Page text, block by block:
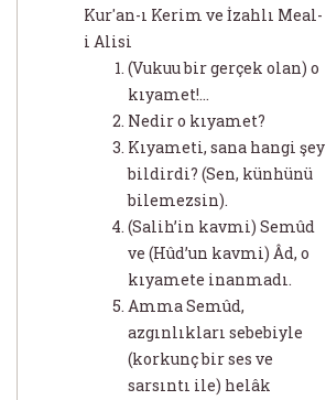
Kur'an-ı Kerim ve İzahlı Meal-
i Alisi
(Vukuu bir gerçek olan) o
kıyamet!...
Nedir o kıyamet?
Kıyameti, sana hangi şey
bildirdi? (Sen, künhünü
bilemezsin).
(Salih’in kavmi) Semûd
ve (Hûd’un kavmi) Âd, o
kıyamete inanmadı.
Amma Semûd,
azgınlıkları sebebiyle
(korkunç bir ses ve
sarsıntı ile) helâk